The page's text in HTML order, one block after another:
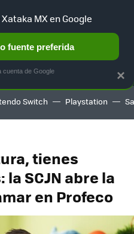
AUTO TERRITORIO
Switch Playstation
tienes
SCJN abre la
en Profeco
×
MX en Google
fuente preferida
cuenta de Google